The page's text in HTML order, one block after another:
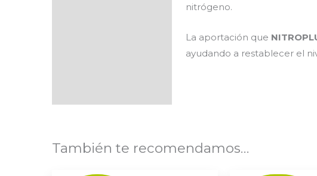
nitrógeno.
La aportación que
ayudando a restablecer el
También te recomendamos…